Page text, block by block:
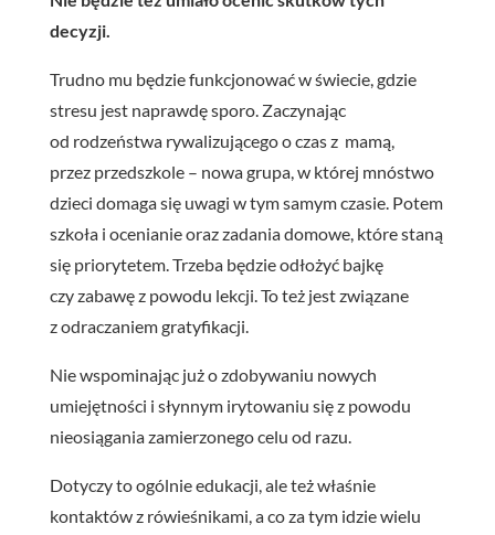
decyzji.
Trudno mu będzie funkcjonować w świecie, gdzie
stresu jest naprawdę sporo. Zaczynając
od rodzeństwa rywalizującego o czas z mamą,
przez przedszkole – nowa grupa, w której mnóstwo
dzieci domaga się uwagi w tym samym czasie. Potem
szkoła i ocenianie oraz zadania domowe, które staną
się priorytetem. Trzeba będzie odłożyć bajkę
czy zabawę z powodu lekcji. To też jest związane
z odraczaniem gratyfikacji.
Nie wspominając już o zdobywaniu nowych
umiejętności i słynnym irytowaniu się z powodu
nieosiągania zamierzonego celu od razu.
Dotyczy to ogólnie edukacji, ale też właśnie
kontaktów z rówieśnikami, a co za tym idzie wielu